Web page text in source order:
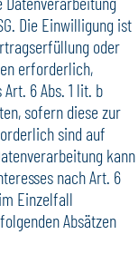
Die Einwilligung ist
oder
erforderlich,
6 Abs. 1 lit. b
sofern diese zur
sind auf
kann
nach Art. 6
Einzelfall
Absätzen